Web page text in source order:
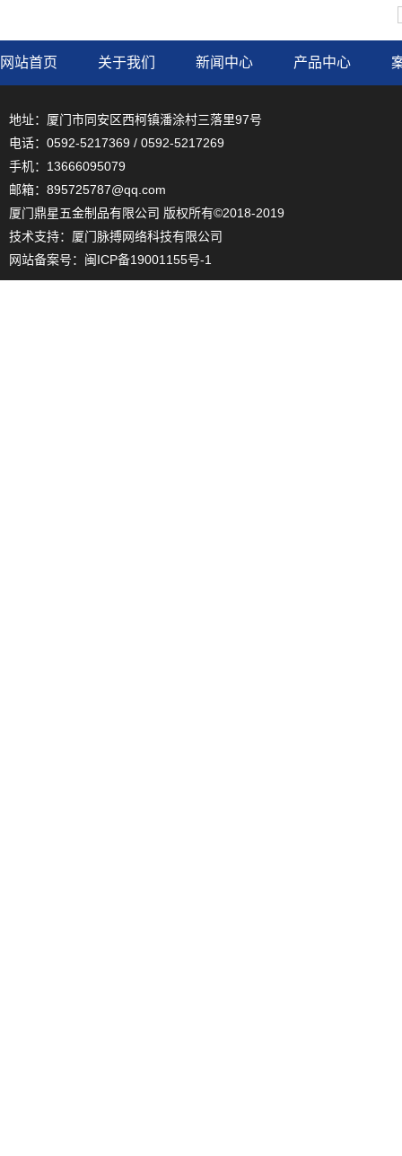
网站首页 关于我们 新闻中心 产品中心
地址：厦门市同安区西柯镇潘涂村三落里97号
电话：0592-5217369 / 0592-5217269
手机：13666095079
邮箱：895725787@qq.com
厦门鼎星五金制品有限公司 版权所有©2018-2019
技术支持： 厦门脉搏网络科技有限公司
网站备案号： 闽ICP备19001155号-1